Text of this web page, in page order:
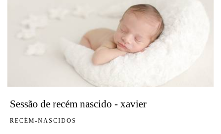
Sessão de recém nascido - xavier
RECÉM-NASCIDOS